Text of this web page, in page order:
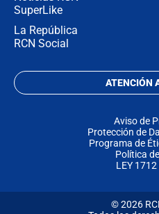
SuperLike
La República
RCN Social
ATENCIÓN
Aviso de
Protección de
Programa de
Política
LEY
© 2026